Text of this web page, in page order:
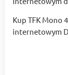
Kup TFK Mono
internetowym